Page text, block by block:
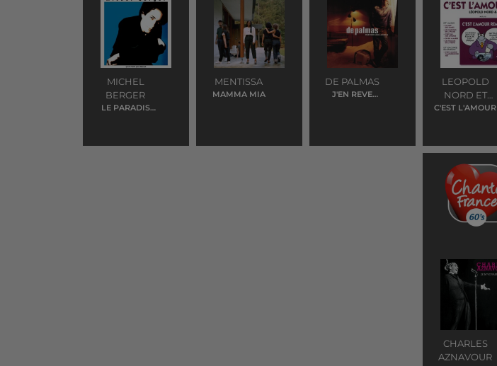
MICHEL
BERGER
LE PARADIS
MENTISSA
MAMMA MIA
DE PALMAS
J'EN REVE
LEOPOLD
NORD ET
VOUS
C'EST L'AMOUR
CHARLES
AZNAVOUR